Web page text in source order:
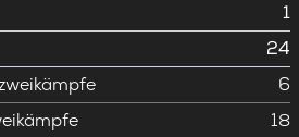
1
24
6
18